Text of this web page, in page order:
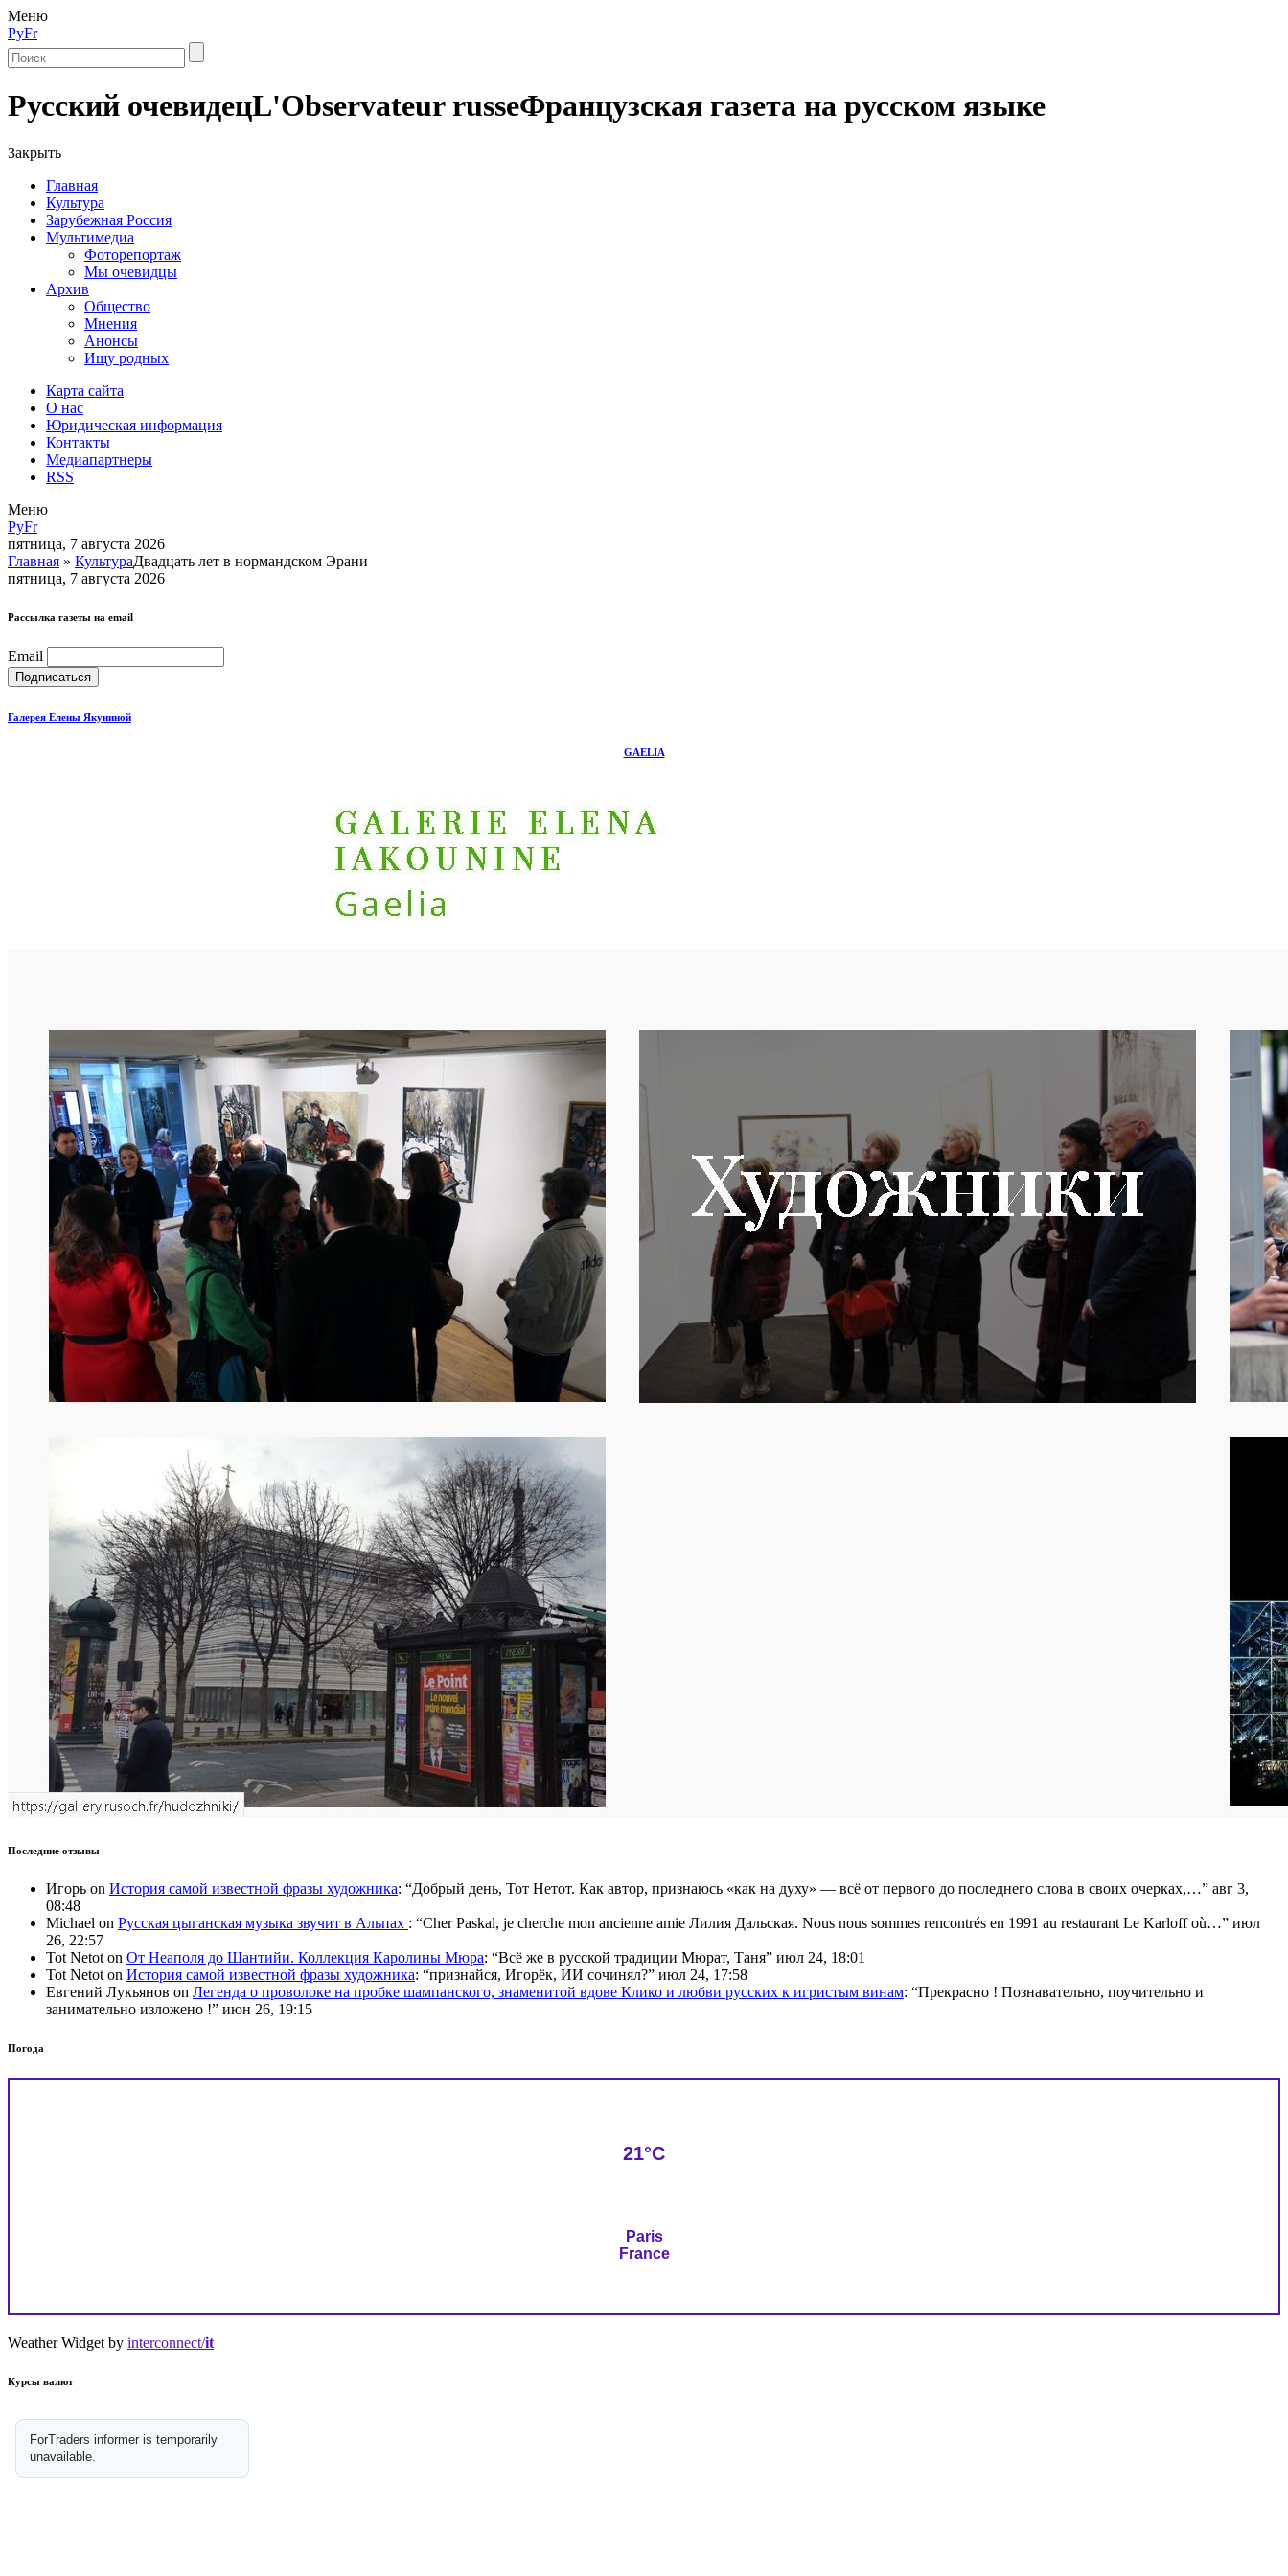
Меню
РуFr
Русский очевидецL'Observateur russeФранцузская газета на русском языке
Закрыть
Главная
Культура
Зарубежная Россия
Мультимедиа
Фоторепортаж
Мы очевидцы
Архив
Общество
Мнения
Анонсы
Ищу родных
Карта сайта
О нас
Юридическая информация
Контакты
Медиапартнеры
RSS
Меню
РуFr
пятница, 7 августа 2026
Главная » КультураДвадцать лет в нормандском Эрани
пятница, 7 августа 2026
Рассылка газеты на email
Email
Галерея Елены Якуниной
GAELIA
Последние отзывы
Игорь on История самой известной фразы художника: “Добрый день, Тот Нетот. Как автор, признаюсь «как на духу» — всё от первого до последнего слова в своих очерках,…” авг 3,
08:48
Michael on Русская цыганская музыка звучит в Альпах : “Cher Paskal, je cherche mon ancienne amie Лилия Дальская. Nous nous sommes rencontrés en 1991 au restaurant Le Karloff où…” июл
26, 22:57
Tot Netot on От Неаполя до Шантийи. Коллекция Каролины Мюра: “Всё же в русской традиции Мюрат, Таня” июл 24, 18:01
Tot Netot on История самой известной фразы художника: “признайся, Игорёк, ИИ сочинял?” июл 24, 17:58
Евгений Лукьянов on Легенда о проволоке на пробке шампанского, знаменитой вдове Клико и любви русских к игристым винам: “Прекрасно ! Познавательно, поучительно и
занимательно изложено !” июн 26, 19:15
Погода
21°C
Paris
France
Weather Widget by interconnect/it
Курсы валют